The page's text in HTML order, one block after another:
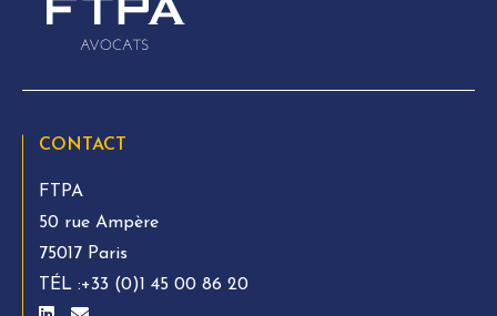
CONTACT
FTPA
50 rue Ampère
75017 Paris
TÉL :+33 (0)1 45 00 86 20